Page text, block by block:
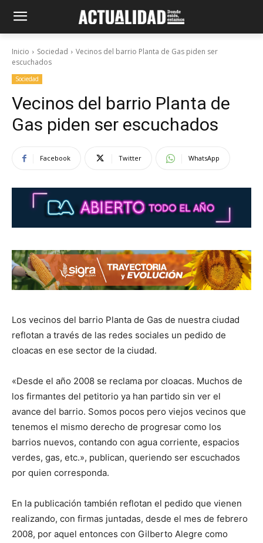
Inicio Sociedad
Vecinos del barrio Planta de Gas piden ser
escuchados
Sociedad
Vecinos del barrio Planta de
Gas piden ser escuchados
Facebook Twitter WhatsApp
Los vecinos del barrio Planta de Gas de nuestra ciudad
reflotan a través de las redes sociales un pedido de
cloacas en ese sector de la ciudad.
«Desde el año 2008 se reclama por cloacas. Muchos de
los firmantes del petitorio ya han partido sin ver el
avance del barrio. Somos pocos pero viejos vecinos que
tenemos el mismo derecho de progresar como los
barrios nuevos, contando con agua corriente, espacios
verdes, gas, etc.», publican, queriendo ser escuchados
por quien corresponda.
En la publicación también reflotan el pedido que vienen
realizando, con firmas juntadas, desde el mes de febrero
2008, por aquel entonces con Gilberto Alegre como